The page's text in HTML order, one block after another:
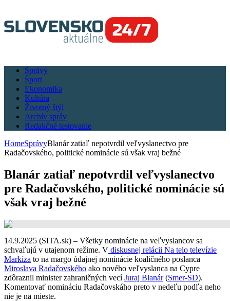
Správy
Šport
Ekonomika
Kultúra
Životný štýl
Archív správ
Redakčné testovanie
HomeSprávyBlanár zatiaľ nepotvrdil veľvyslanectvo pre
Radačovského, politické nominácie sú však vraj bežné
Blanár zatiaľ nepotvrdil veľvyslanectvo
pre Radačovského, politické nominácie sú
však vraj bežné
14.9.2025 (SITA.sk) – Všetky nominácie na veľvyslancov sa
schvaľujú v utajenom režime. V diskusnej relácii Na telo televízie
Markíza to na margo údajnej nominácie koaličného poslanca
Miroslava Radačovského ako nového veľvyslanca na Cypre
zdôraznil minister zahraničných vecíJuraj Blanár(Smer-SD).
Komentovať nomináciu Radačovskáho preto v nedeľu podľa neho
nie je na mieste.